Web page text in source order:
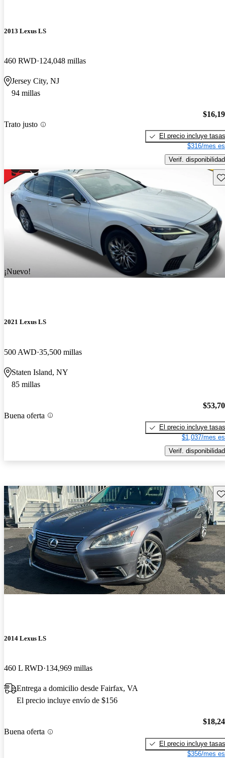
2013 Lexus LS
460 RWD 124,048 millas
Jersey City, NJ
94 millas
Trato justo
El precio incluye tasas
$316/mes
Verif. disponibilidad
¡Nuevo!
2021 Lexus LS
500 AWD 35,500 millas
Staten Island, NY
85 millas
Buena oferta
El precio incluye tasas
$1,037/mes
Verif. disponibilidad
2014 Lexus LS
460 L RWD 134,969 millas
Entrega a domicilio desde Fairfax, VA
El precio incluye envío de $156
Buena oferta
El precio incluye tasas
$356/mes